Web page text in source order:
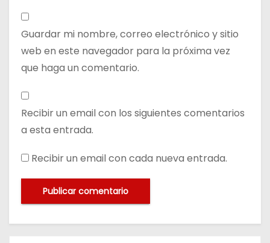
Guardar mi nombre, correo electrónico y sitio
web en este navegador para la próxima vez
que haga un comentario.
Recibir un email con los siguientes comentarios
a esta entrada.
Recibir un email con cada nueva entrada.